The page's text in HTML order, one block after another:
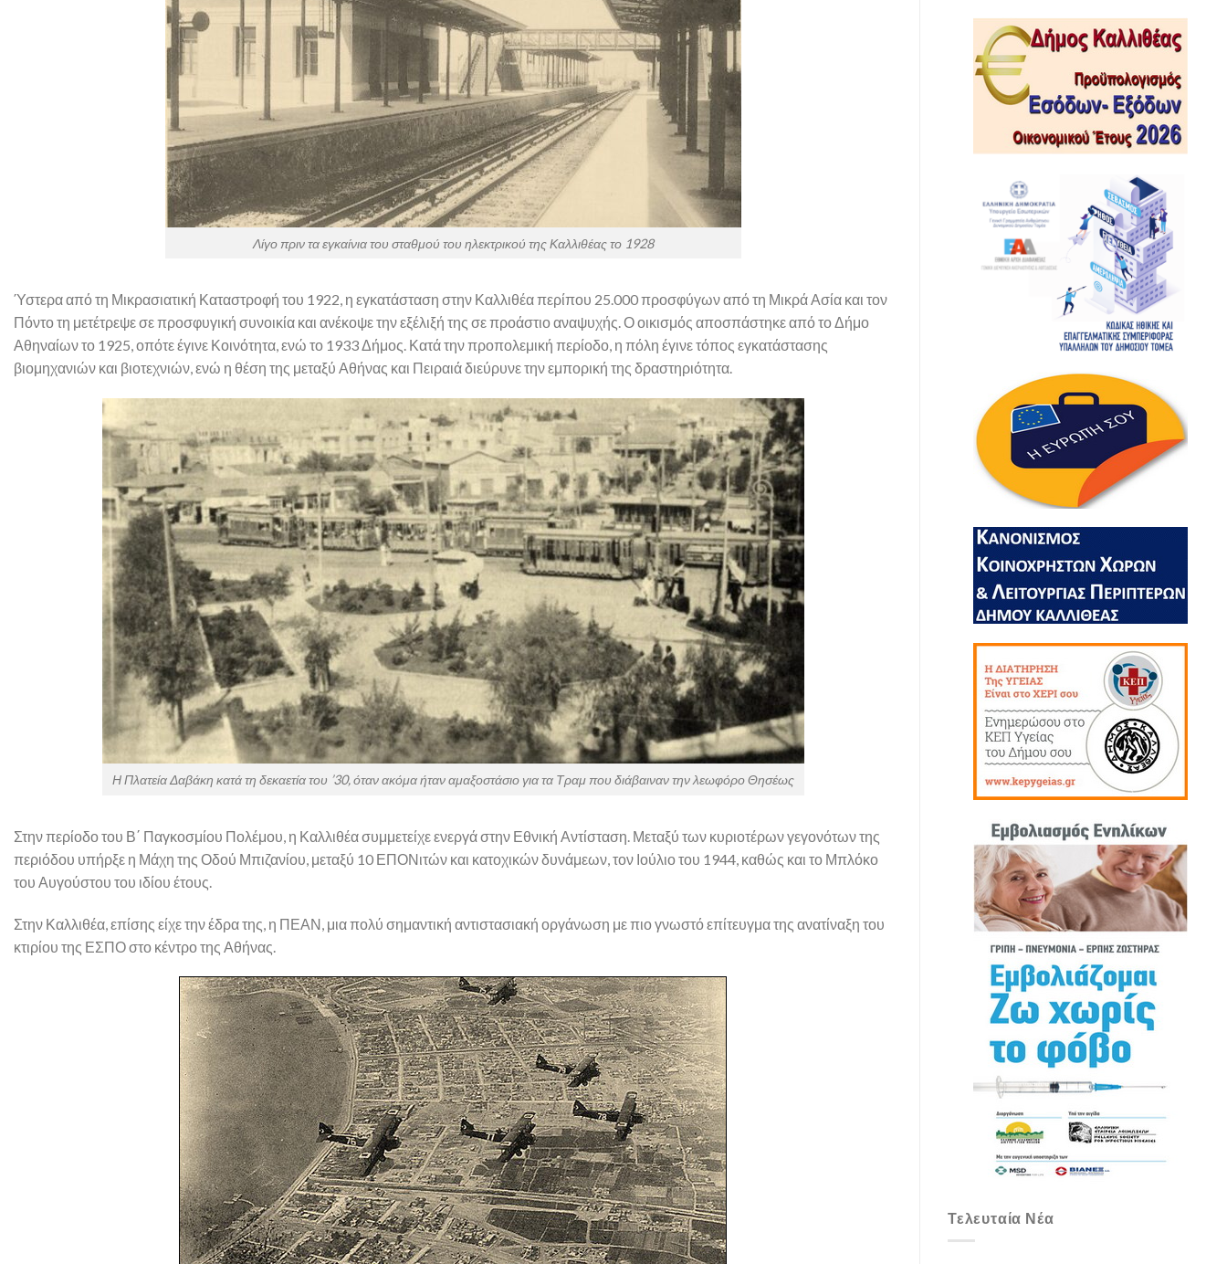
Λίγο πριν τα εγκαίνια του σταθμού του ηλεκτρικού της Καλλιθέας το 1928
Ύστερα από τη Μικρασιατική Καταστροφή του 1922, η εγκατάσταση στην Καλλιθέα περίπου 25.000 προσφύγων από τη Μικρά Ασία και τον
Πόντο τη μετέτρεψε σε προσφυγική συνοικία και ανέκοψε την εξέλιξή της σε προάστιο αναψυχής. Ο οικισμός αποσπάστηκε από το Δήμο
Αθηναίων το 1925, οπότε έγινε Κοινότητα, ενώ το 1933 Δήμος. Κατά την προπολεμική περίοδο, η πόλη έγινε τόπος εγκατάστασης
βιομηχανιών και βιοτεχνιών, ενώ η θέση της μεταξύ Αθήνας και Πειραιά διεύρυνε την εμπορική της δραστηριότητα.
Η Πλατεία Δαβάκη κατά τη δεκαετία του ’30, όταν ακόμα ήταν αμαξοστάσιο για τα Τραμ που διάβαιναν την λεωφόρο Θησέως
Στην περίοδο του Β΄ Παγκοσμίου Πολέμου, η Καλλιθέα συμμετείχε ενεργά στην Εθνική Αντίσταση. Μεταξύ των κυριοτέρων γεγονότων της
περιόδου υπήρξε η Μάχη της Οδού Μπιζανίου, μεταξύ 10 ΕΠΟΝιτών και κατοχικών δυνάμεων, τον Ιούλιο του 1944, καθώς και το Μπλόκο
του Αυγούστου του ιδίου έτους.
Στην Καλλιθέα, επίσης είχε την έδρα της, η ΠΕΑΝ, μια πολύ σημαντική αντιστασιακή οργάνωση με πιο γνωστό επίτευγμα της ανατίναξη του
κτιρίου της ΕΣΠΟ στο κέντρο της Αθήνας.
Τελευταία Νέα